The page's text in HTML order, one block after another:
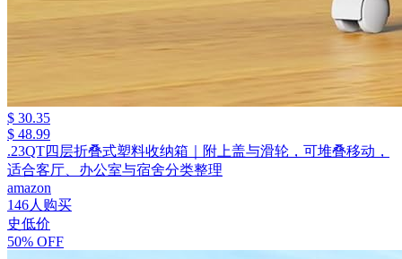
$ 30.35
$ 48.99
.23QT四层折叠式塑料收纳箱｜附上盖与滑轮，可堆叠移动，
适合客厅、办公室与宿舍分类整理
amazon
146人购买
史低价
50% OFF